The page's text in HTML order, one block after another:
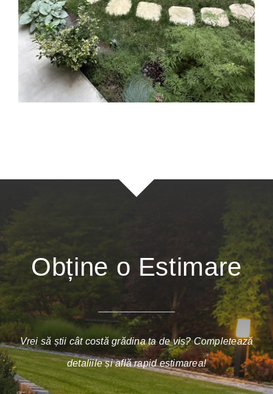
Obține o Estimare
Vrei să știi cât costă grădina ta de vis? Completează
detaliile și află rapid estimarea!